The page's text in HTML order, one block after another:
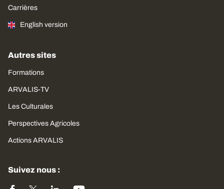
Carrières
English version
Autres sites
Formations
ARVALIS-TV
Les Culturales
Perspectives Agricoles
Actions ARVALIS
Suivez nous :